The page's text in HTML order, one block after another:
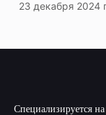
23 декабря 2024
Специализируется